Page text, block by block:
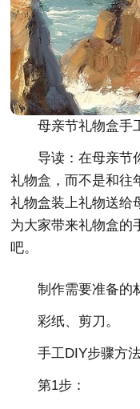
母亲节礼物盒手
导读：在母亲节
礼物盒，而不是和往
礼物盒装上礼物送给
为大家带来礼物盒的
吧。
制作需要准备的
彩纸、剪刀。
手工DIY步骤方法
第1步：